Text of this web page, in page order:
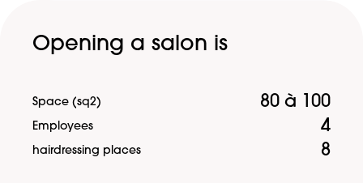
Opening a salon is
Space (sq2) 80 à 100
Employees 4
hairdressing places 8